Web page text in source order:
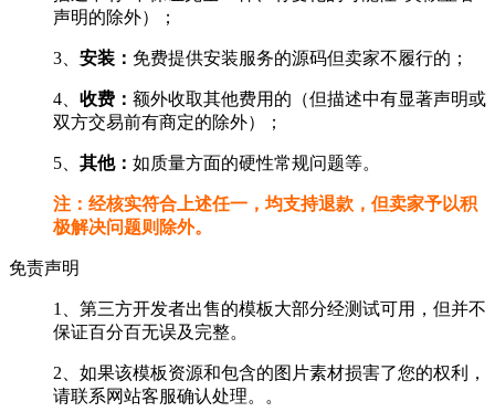
声明的除外）；
3、 安装： 免费提供安装服务的源码但卖家不履行的；
4、 收费： 额外收取其他费用的（但描述中有显著声明或
双方交易前有商定的除外）；
5、 其他： 如质量方面的硬性常规问题等。
注：经核实符合上述任一，均支持退款，但卖家予以积
极解决问题则除外。
免责声明
1、第三方开发者出售的模板大部分经测试可用，但并不
保证百分百无误及完整。
2、如果该模板资源和包含的图片素材损害了您的权利，
请联系网站客服确认处理。。